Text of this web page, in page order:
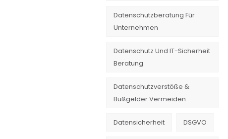
Datenschutzberatung Für
Unternehmen
Datenschutz Und IT-Sicherheit
Beratung
Datenschutzverstöße &
Bußgelder Vermeiden
Datensicherheit DSGVO